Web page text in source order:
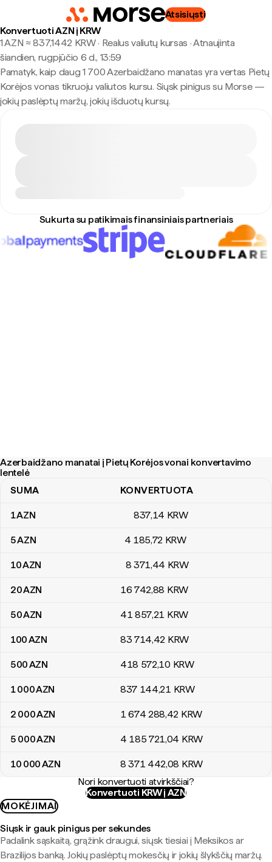
Atsisiųsti
Konvertuoti AZN į KRW
1 AZN ≈ 837,1442 KRW · Realus valiutų kursas ·Atnaujinta
šiandien, rugpjūčio 6 d., 13:59
Pamatyk, kaip daug 1 700 Azerbaidžano manatas yra vertas Pietų
Korėjos vonas tikruoju valiutos kursu. Siųsk pinigus su Morse —
jokių paslėptų maržų, jokių išduotų kursų.
Sukurta su patikimais finansiniais partneriais
Azerbaidžano manatai į Pietų Korėjos vonai konvertavimo
lentelė
Azerbaidžano manatai į Pietų Korėjos vonai konvertavimo lentelė
SUMA KONVERTUOTA
1AZN 837,14 KRW
5AZN 4 185,72 KRW
10AZN 8 371,44 KRW
20AZN 16 742,88 KRW
50AZN 41 857,21 KRW
100AZN 83 714,42 KRW
500AZN 418 572,10 KRW
1 000AZN 837 144,21 KRW
2 000AZN 1 674 288,42 KRW
5 000AZN 4 185 721,04 KRW
10 000AZN 8 371 442,08 KRW
Nori konvertuoti atvirkščiai?
Konvertuoti KRW į AZN
MOKĖJIMAI
Siųsk ir gauk pinigus per sekundes
Padalink sąskaitą, grąžink draugui, siųsk tiesiai į Meksikos ar
Brazilijos banką. Jokių paslėptų mokesčių ir jokių šlykščių maržų.